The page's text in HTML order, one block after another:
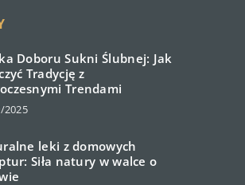
Doboru Sukni Ślubnej: Jak
Tradycję z
Trendami
2025
leki z domowych
Siła natury w walce o